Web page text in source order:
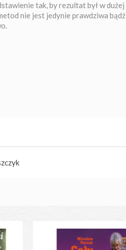
tak, by rezultat był w dużej
nie jest jedynie prawdziwa bądź